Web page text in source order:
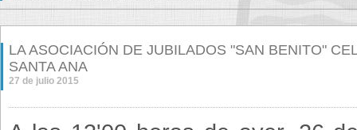
LA ASOCIACIÓN DE JUBILADOS "SAN BENITO"
SANTA ANA
27 de julio 2015